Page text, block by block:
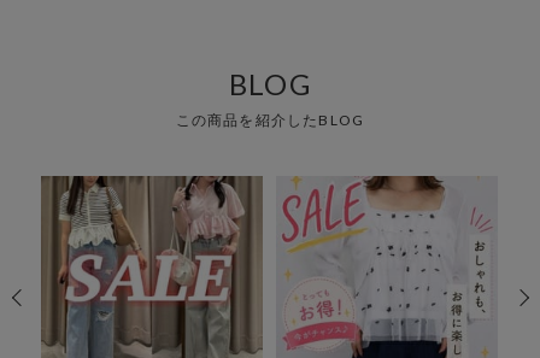
BLOG
この商品を紹介したBLOG